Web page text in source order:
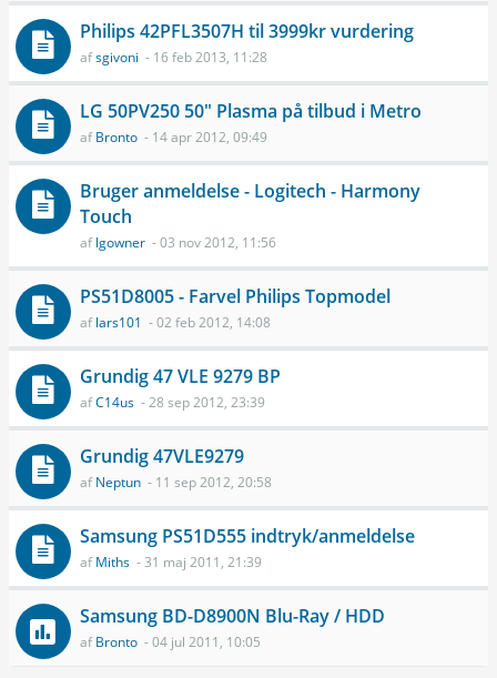
Philips 42PFL3507H til 3999kr vurdering
afsgivoni - 16 feb 2013, 11:28
LG 50PV250 50" Plasma på tilbud i Metro
afBronto - 14 apr 2012, 09:49
Bruger anmeldelse - Logitech - Harmony
Touch
aflgowner - 03 nov 2012, 11:56
PS51D8005 - Farvel Philips Topmodel
aflars101 - 02 feb 2012, 14:08
Grundig 47 VLE 9279 BP
afC14us - 28 sep 2012, 23:39
Grundig 47VLE9279
afNeptun - 11 sep 2012, 20:58
Samsung PS51D555 indtryk/anmeldelse
afMiths - 31 maj 2011, 21:39
Samsung BD-D8900N Blu-Ray / HDD
afBronto - 04 jul 2011, 10:05